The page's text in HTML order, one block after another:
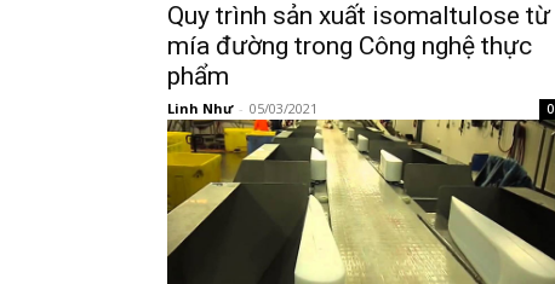
Quy trình sản xuất isomaltulose từ
mía đường trong Công nghệ thực
phẩm
Linh Như - 05/03/2021 0